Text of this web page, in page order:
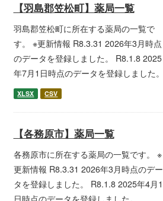
【羽島郡笠松町】薬局一覧
羽島郡笠松町に所在する薬局の一覧で
す。 ※更新情報 R8.3.31 2026年3月時点
のデータを登録しました。 R8.1.8 2025
年7月1日時点のデータを登録しました。
XLSX CSV
【各務原市】薬局一覧
各務原市に所在する薬局の一覧です。 ※
更新情報 R8.3.31 2026年3月時点のデー
タを登録しました。 R8.1.8 2025年4月1